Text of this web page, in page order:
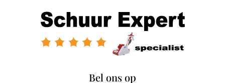
Bel ons op